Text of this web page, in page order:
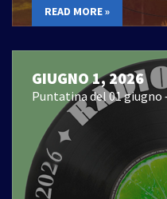
READ MORE »
GIUGNO 1, 2026
Puntatina del 01 giugno